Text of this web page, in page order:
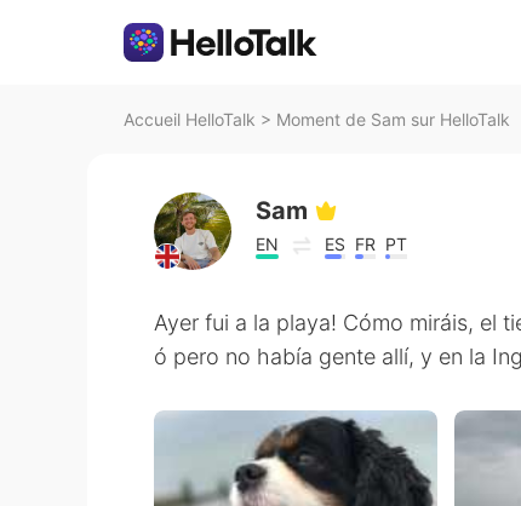
Accueil HelloTalk > Moment de Sam sur HelloTalk
Sam
EN ES FR PT
Ayer fui a la playa! Cómo miráis, el
ó pero no había gente allí, y en la